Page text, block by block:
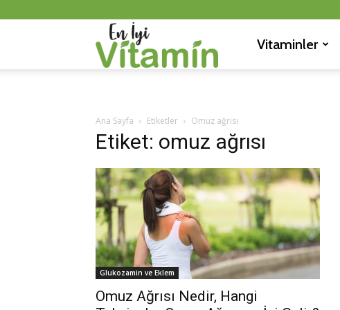
Vitamin
Vitaminler
Ana Sayfa Etiketler Omuz ağrısı
Etiket: omuz ağrısı
Glukozamin ve Eklem
Omuz Ağrısı Nedir, Hangi